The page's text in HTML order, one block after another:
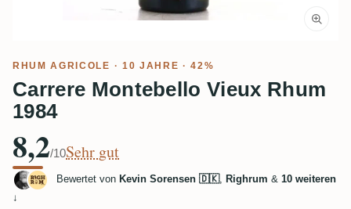
RHUM AGRICOLE · 10 JAHRE · 42%
Carrere Montebello Vieux Rhum
1984
8,2/10Sehr gut
Bewertet von Kevin Sorensen 🇩🇰, Righrum & 10 weiteren
↓